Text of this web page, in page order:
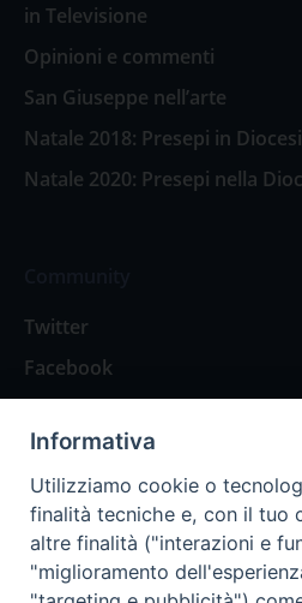
in Televisione
Opinioni e commenti
San Giuseppe nell’arte
Natale 2018: Presepi in Diocesi
Natale 2020: Presepi nella
Twitter
Facebook
Contattaci
Spazio Lettori
Eventi
Eventi diocesani
Informativa
Utilizziamo cookie o
finalità tecniche e, con il tuo
altre finalità ("interazioni e
"miglioramento